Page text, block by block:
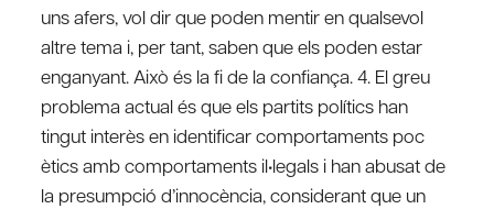
uns afers, vol dir que poden mentir en qualsevol
altre tema i, per tant, saben que els poden estar
enganyant. Això és la fi de la confiança. 4. El greu
problema actual és que els partits polítics han
tingut interès en identificar comportaments poc
ètics amb comportaments il•legals i han abusat de
la presumpció d’innocència, considerant que un